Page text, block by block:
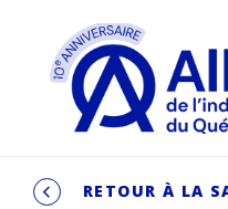
RETOUR À LA